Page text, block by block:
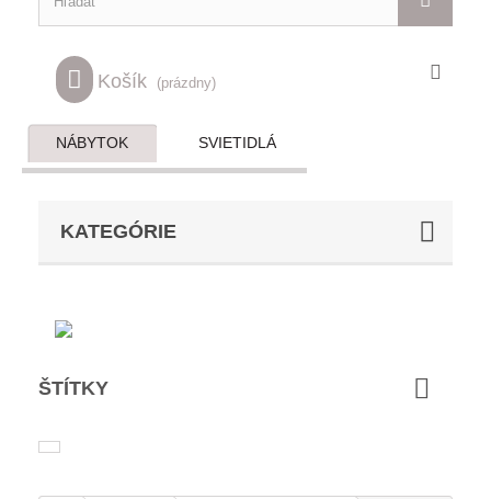
Košík (prázdny)
NÁBYTOK SVIETIDLÁ
KATEGÓRIE
ŠTÍTKY